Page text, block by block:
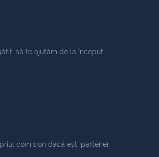
să te ajutăm de la început
comision dacă ești partener